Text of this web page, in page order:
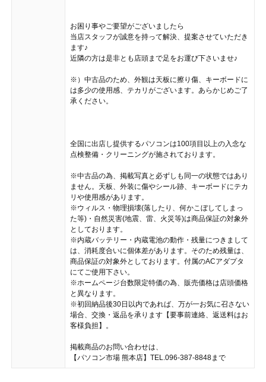
お困り事やご要望がございましたら
当店スタッフが誠意を持って解決、提案させていただき
ます♪
近隣の方は是非とも店頭まで足をお運び下さいませ♪
※）中古品のため、外観は天板に擦り傷、キーボードに
は多少の使用感、テカリがございます。あらかじめご了
承ください。
全国に出店し提供するパソコンは100項目以上の入念な
点検整備・クリーニングが施されております。
※中古品の為、掲載写真と必ずしも同一の状態ではあり
ません。天板、外装に傷やシール跡、キーボードにテカ
リや使用感があります。
※ウィルス・物理損壊(落したり、何かこぼしてしまっ
た等)・自然災害(地震、雷、火災等)は商品保証の対象外
としております。
※内蔵バッテリー・内蔵電池の動作・残量につきまして
は、消耗度合いに個体差があります。そのため残量は、
商品保証の対象外としております。付属のACアダプタ
にてご使用下さい。
※ホームページ台数限定特価の為、販売価格は店頭価格
と異なります。
※初回納品後30日以内であれば、万が一お気に召さない
場合、交換・返品を承ります【要事前連絡、返送料はお
客様負担】。
掲載商品のお問い合わせは、
【パソコン市場 熊本店】TEL.096-387-8848まで